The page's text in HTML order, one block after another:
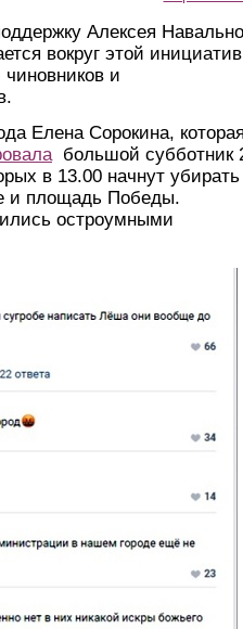
Алексея
вокруг этой
и
Елена Сорокина,
большой субботник
в 13.00 начнут убирать
и площадь Победы.
остроумными